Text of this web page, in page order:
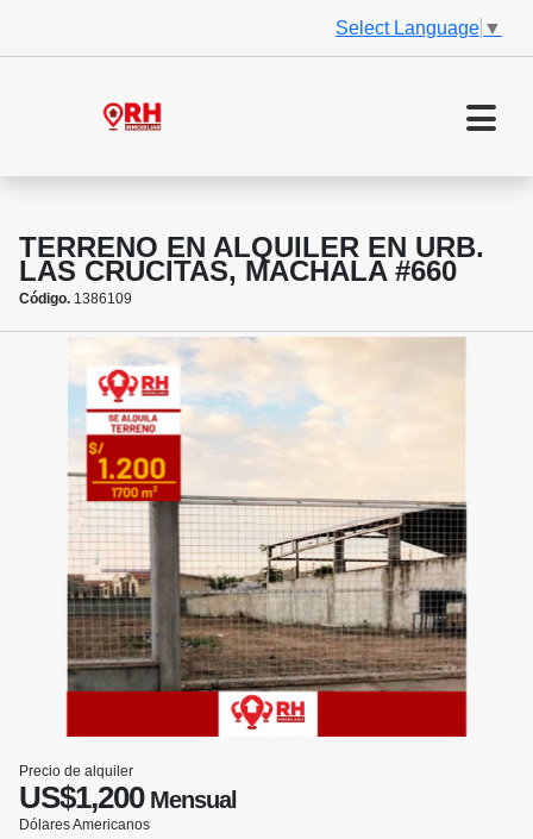
Select Language ▼
TERRENO EN ALQUILER EN URB.
LAS CRUCITAS, MACHALA #660
Código. 1386109
Precio de alquiler
US$1,200Mensual
Dólares Americanos